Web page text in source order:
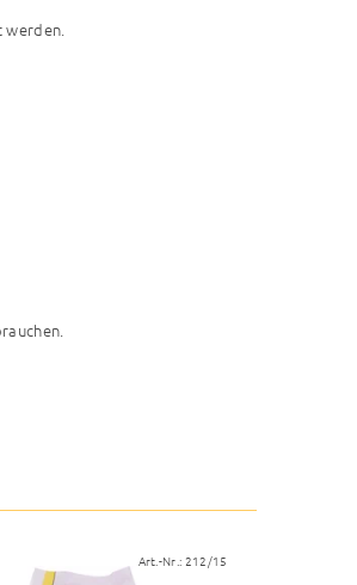
werden.
Art.-Nr.: 212/15